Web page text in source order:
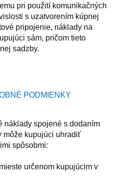
pri použití komunikačných
s uzatvorením kúpnej
pripojenie, náklady na
sám, pričom tieto
sadzby.
PODMIENKY
náklady spojené s dodaním
môže kupujúci uhradiť
spôsobmi:
určenom kupujúcim v